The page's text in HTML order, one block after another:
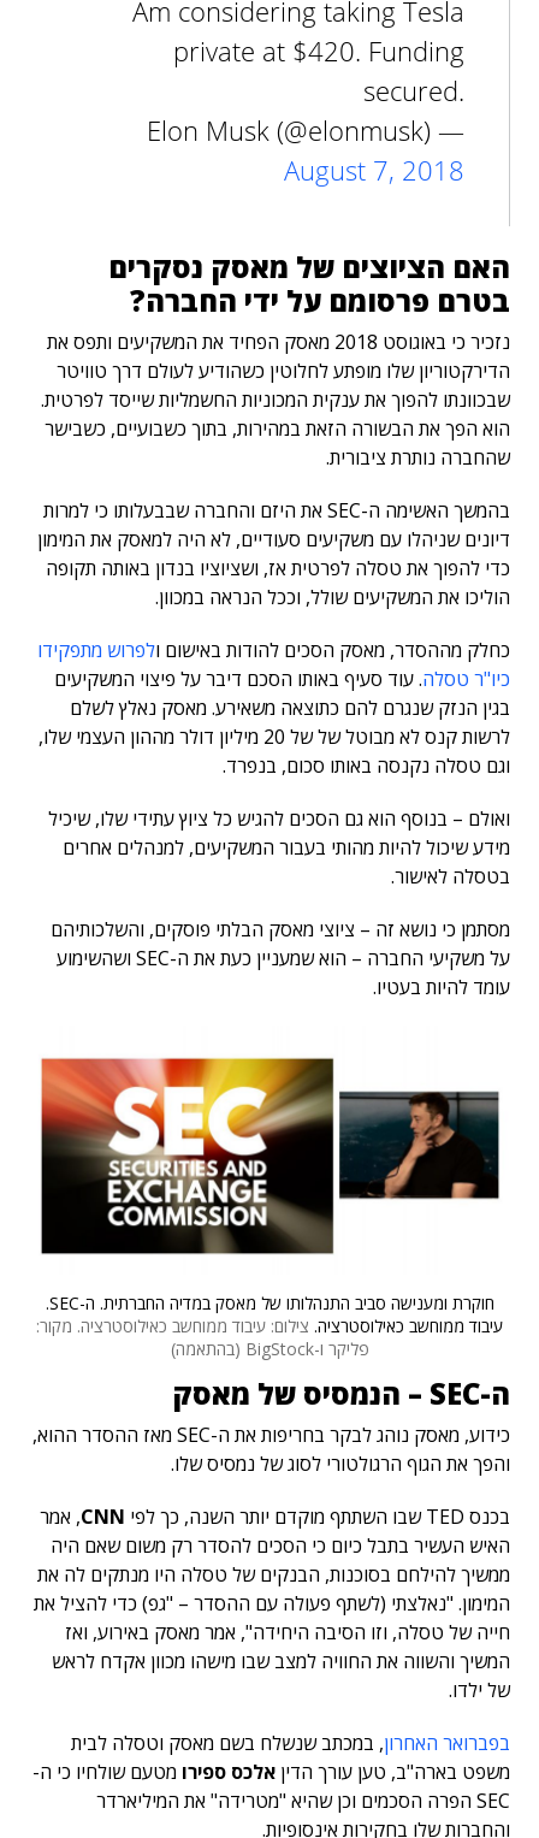
Am considering taking Tesla
private at $420. Funding
secured.
— Elon Musk (@elonmusk)
August 7, 2018
האם הציוצים של מאסק נסקרים
בטרם פרסומם על ידי החברה?
נזכיר כי באוגוסט 2018 מאסק הפחיד את המשקיעים ותפס את
הדירקטוריון שלו מופתע לחלוטין כשהודיע לעולם דרך טוויטר
שבכוונתו להפוך את ענקית המכוניות החשמליות שייסד לפרטית.
הוא הפך את הבשורה הזאת במהירות, בתוך כשבועיים, כשבישר
שהחברה נותרת ציבורית.
בהמשך האשימה ה-SEC את היזם והחברה שבבעלותו כי למרות
דיונים שניהלו עם משקיעים סעודיים, לא היה למאסק את המימון
כדי להפוך את טסלה לפרטית אז, ושציוציו בנדון באותה תקופה
הוליכו את המשקיעים שולל, וככל הנראה במכוון.
כחלק מההסדר, מאסק הסכים להודות באישום ולפרוש מתפקידו
כיו"ר טסלה. עוד סעיף באותו הסכם דיבר על פיצוי המשקיעים
בגין הנזק שנגרם להם כתוצאה משאירע. מאסק נאלץ לשלם
לרשות קנס לא מבוטל של של 20 מיליון דולר מההון העצמי שלו,
וגם טסלה נקנסה באותו סכום, בנפרד.
ואולם – בנוסף הוא גם הסכים להגיש כל ציוץ עתידי שלו, שיכיל
מידע שיכול להיות מהותי בעבור המשקיעים, למנהלים אחרים
בטסלה לאישור.
מסתמן כי נושא זה – ציוצי מאסק הבלתי פוסקים, והשלכותיהם
על משקיעי החברה – הוא שמעניין כעת את ה-SEC ושהשימוע
עומד להיות בעטיו.
חוקרת ומענישה סביב התנהלותו של מאסק במדיה החברתית. ה-SEC.
עיבוד ממוחשב כאילוסטרציה. צילום: עיבוד ממוחשב כאילוסטרציה. מקור:
פליקר ו-BigStock (בהתאמה)
ה-SEC – הנמסיס של מאסק
כידוע, מאסק נוהג לבקר בחריפות את ה-SEC מאז ההסדר ההוא,
והפך את הגוף הרגולטורי לסוג של נמסיס שלו.
בכנס TED שבו השתתף מוקדם יותר השנה, כך לפי
CNN, אמר
האיש העשיר בתבל כיום כי הסכים להסדר רק משום שאם היה
ממשיך להילחם בסוכנות, הבנקים של טסלה היו מנתקים לה את
המימון. "נאלצתי (לשתף פעולה עם ההסדר – "גפ) כדי להציל את
חייה של טסלה, וזו הסיבה היחידה", אמר מאסק באירוע, ואז
המשיך והשווה את החוויה למצב שבו מישהו מכוון אקדח לראש
של ילדו.
בפברואר האחרון, במכתב שנשלח בשם מאסק וטסלה לבית
משפט בארה"ב, טען עורך הדין אלכס ספירו מטעם שולחיו כי ה-
SEC הפרה הסכמים וכן שהיא "מטרידה" את המיליארדר
והחברות שלו בחקירות אינסופיות.